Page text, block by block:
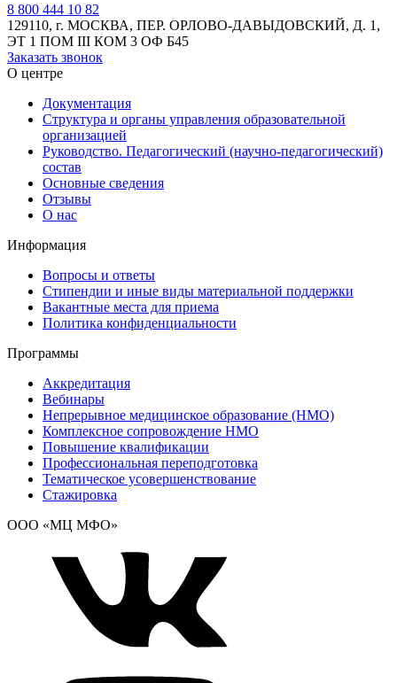
8 800 444 10 82
129110, г. МОСКВА, ПЕР. ОРЛОВО-ДАВЫДОВСКИЙ, Д. 1,
ЭТ 1 ПОМ III КОМ 3 ОФ Б45
Заказать звонок
О центре
Документация
Структура и органы управления образовательной
организацией
Руководство. Педагогический (научно-педагогический)
состав
Основные сведения
Отзывы
О нас
Информация
Вопросы и ответы
Стипендии и иные виды материальной поддержки
Вакантные места для приема
Политика конфиденциальности
Программы
Аккредитация
Вебинары
Непрерывное медицинское образование (НМО)
Комплексное сопровождение НМО
Повышение квалификации
Профессиональная переподготовка
Тематическое усовершенствование
Стажировка
ООО «МЦ МФО»